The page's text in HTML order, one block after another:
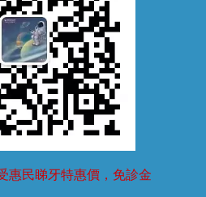
惠民睇牙特惠價，免診金